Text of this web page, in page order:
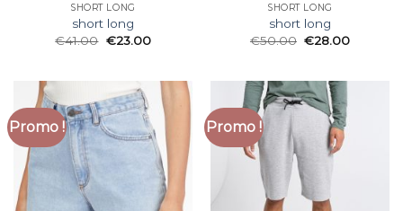
SHORT LONG
short long
€41.00 €23.00
SHORT LONG
short long
€50.00 €28.00
Promo ! Promo !